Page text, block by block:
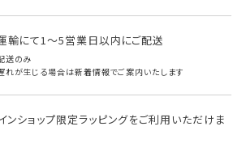
輸にて1～5営業日以内にご配送
送のみ
れが生じる場合は新着情報でご案内いたします
ンショップ限定ラッピングをご利用いただけま